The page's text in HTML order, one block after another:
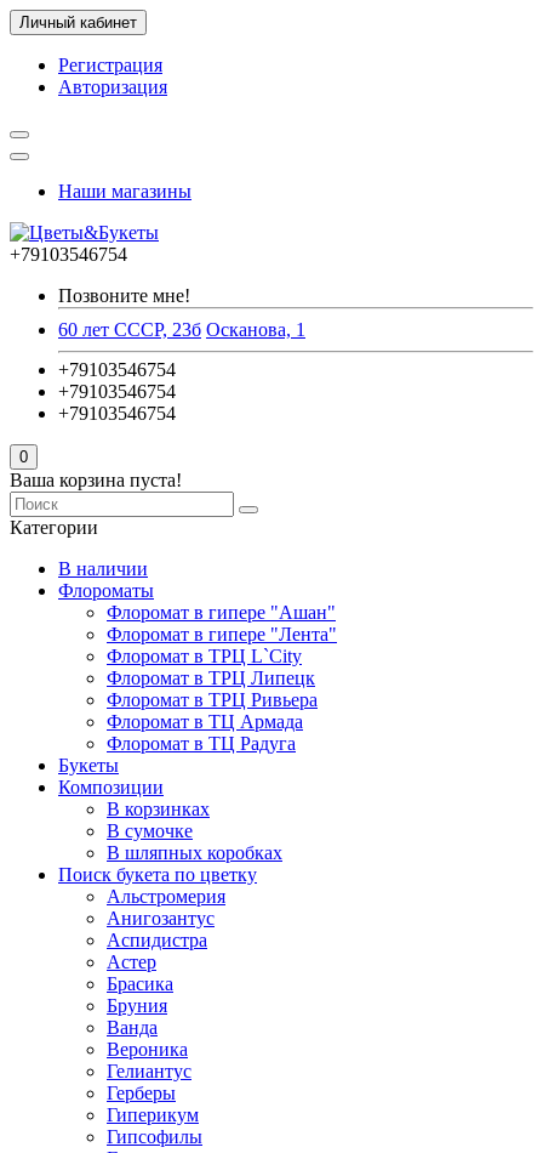
Личный кабинет
Регистрация
Авторизация
Наши магазины
+79103546754
Позвоните мне!
60 лет СССР, 23б Осканова, 1
+79103546754
+79103546754
+79103546754
0
Ваша корзина пуста!
Категории
В наличии
Флороматы
Флоромат в гипере "Ашан"
Флоромат в гипере "Лента"
Флоромат в ТРЦ L`City
Флоромат в ТРЦ Липецк
Флоромат в ТРЦ Ривьера
Флоромат в ТЦ Армада
Флоромат в ТЦ Радуга
Букеты
Композиции
В корзинках
В сумочке
В шляпных коробках
Поиск букета по цветку
Альстромерия
Анигозантус
Аспидистра
Астер
Брасика
Бруния
Ванда
Вероника
Гелиантус
Герберы
Гиперикум
Гипсофилы